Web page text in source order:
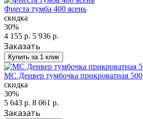
Фиеста тумба 400 ясень
скидка
30%
4 155 р. 5 936 р.
Заказать
Купить за 1 клик
МС Денвер тумбочка прикроватная 500
скидка
30%
5 643 р. 8 061 р.
Заказать